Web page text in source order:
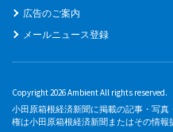
広告のご案内
メールニュース登録
Copyright 2026 Ambient All rights reserved.
小田原箱根経済新聞に掲載の記事・写
権は小田原箱根経済新聞またはその情報